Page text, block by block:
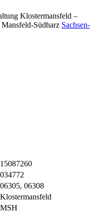
Klostermansfeld –
Mansfeld-Südharz Sachsen-
15087260
034772
06305, 06308
Klostermansfeld
MSH